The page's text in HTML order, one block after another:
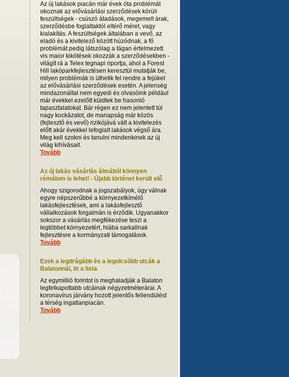
Az új lakások piacán már évek óta problémát
okoznak az elővásárlási szerződések körüli
feszültségek - csúszó átadások, megemelt árak,
szerződésbe foglaltaktól eltérő méret, vagy
kialakítás. A feszültségek általában a vevő, az
eladó és a kivitelező között húzódnak, a fő
problémát pedig látszólag a tágan értelmezett
vis maior kikötések okozzák a szerződésekben -
világít rá a Telex tegnapi riportja, ahol a Forest
Hill lakóparkfejlesztésen keresztül mutatják be,
milyen problémák is üthetik fel rendre a fejüket
az elővásárlási szerződések esetén. A jelenség
mindazonáltal nem egyedi és olvasóink például
már évekkel ezelőtt küldtek be hasonló
tapasztalatokat. Bár régen ez nem jelentett túl
nagy kockázatot, de manapság már közös
(fejlesztő és vevő) rizikójává vált a kivitelezés
előtt akár évekkel lefoglalt lakások végső ára.
Meg kell szokni és tanulni mindenkinek az új
világ kihívásait.
Tovább
Az új lakás vásárlás álmából könnyen
rémálom is lehet! - Újabb történet került elő
Ahogy szigorodnak a jogszabályok, úgy válnak
egyre népszerűbbé a környezetkímélő
lakásfejlesztések, ami a lakásfejlesztő
vállalkozások forgalmán is érződik. Ugyanakkor
sokszor a vásárlás megfékezése teszi a
legtöbbet környezetért, hiába sarkallnak
fejlesztésre a kormányzati támogatások.
Tovább
Ezek a legdrágább és a legolcsóbb utcák a
Balatonnál, itt a lista
Az egymillió forintot is meghaladják a Balaton
legfelkapottabb utcáinak négyzetméterárai. A
koronavírus járvány hozott jelentős fellendülést
a térség ingatlanpiacán.
Tovább